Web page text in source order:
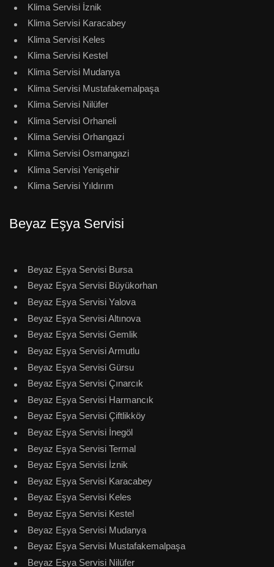
Klima Servisi İznik
Klima Servisi Karacabey
Klima Servisi Keles
Klima Servisi Kestel
Klima Servisi Mudanya
Klima Servisi Mustafakemalpaşa
Klima Servisi Nilüfer
Klima Servisi Orhaneli
Klima Servisi Orhangazi
Klima Servisi Osmangazi
Klima Servisi Yenişehir
Klima Servisi Yıldırım
Beyaz Eşya Servisi
Beyaz Eşya Servisi Bursa
Beyaz Eşya Servisi Büyükorhan
Beyaz Eşya Servisi Yalova
Beyaz Eşya Servisi Altınova
Beyaz Eşya Servisi Gemlik
Beyaz Eşya Servisi Armutlu
Beyaz Eşya Servisi Gürsu
Beyaz Eşya Servisi Çınarcık
Beyaz Eşya Servisi Harmancık
Beyaz Eşya Servisi Çiftlikköy
Beyaz Eşya Servisi İnegöl
Beyaz Eşya Servisi Termal
Beyaz Eşya Servisi İznik
Beyaz Eşya Servisi Karacabey
Beyaz Eşya Servisi Keles
Beyaz Eşya Servisi Kestel
Beyaz Eşya Servisi Mudanya
Beyaz Eşya Servisi Mustafakemalpaşa
Beyaz Eşya Servisi Nilüfer